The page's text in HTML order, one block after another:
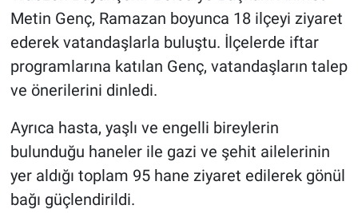
Metin Genç, Ramazan boyunca 18 ilçeyi ziyaret
ederek vatandaşlarla buluştu. İlçelerde iftar
programlarına katılan Genç, vatandaşların talep
ve önerilerini dinledi.
Ayrıca hasta, yaşlı ve engelli bireylerin
bulunduğu haneler ile gazi ve şehit ailelerinin
yer aldığı toplam 95 hane ziyaret edilerek gönül
bağı güçlendirildi.